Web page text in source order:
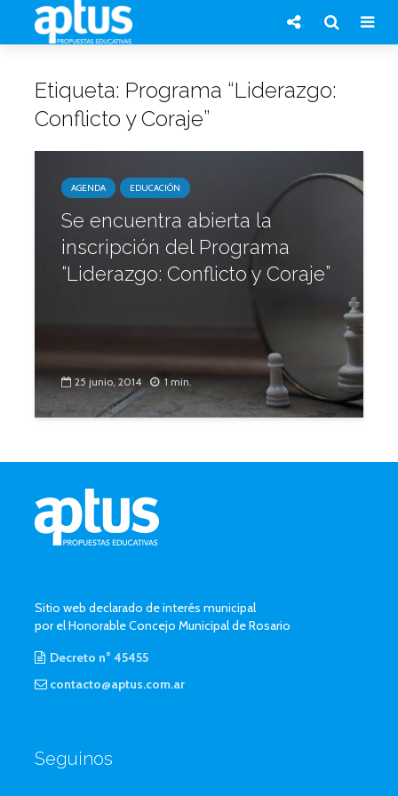
Etiqueta: Programa “Liderazgo:
Conflicto y Coraje”
AGENDA EDUCACIÓN
Se encuentra abierta la
inscripción del Programa
“Liderazgo: Conflicto y Coraje”
25 junio, 2014 1 min.
Sitio web declarado de interés municipal
por el Honorable Concejo Municipal de Rosario
Decreto n° 45455
contacto@aptus.com.ar
Seguinos